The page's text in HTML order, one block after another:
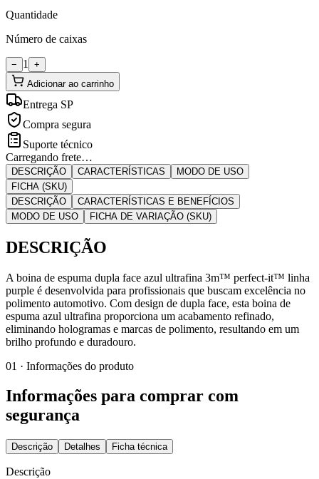
Quantidade
Número de caixas
− 1
+
Adicionar ao carrinho
Entrega SP
Compra segura
Suporte técnico
Carregando frete…
DESCRIÇÃO CARACTERÍSTICAS
MODO DE USO
FICHA (SKU)
DESCRIÇÃO
CARACTERÍSTICAS E BENEFÍCIOS
MODO DE USO
FICHA DE VARIAÇÃO (SKU)
DESCRIÇÃO
A boina de espuma dupla face azul ultrafina 3m™ perfect-it™ linha
purple é desenvolvida para profissionais que buscam excelência no
polimento automotivo. Com design de dupla face, esta boina de
espuma azul ultrafina proporciona um acabamento refinado,
eliminando hologramas e marcas de polimento, resultando em um
brilho profundo e duradouro.
01 · Informações do produto
Informações para comprar com
segurança
Descrição Detalhes Ficha técnica
Descrição